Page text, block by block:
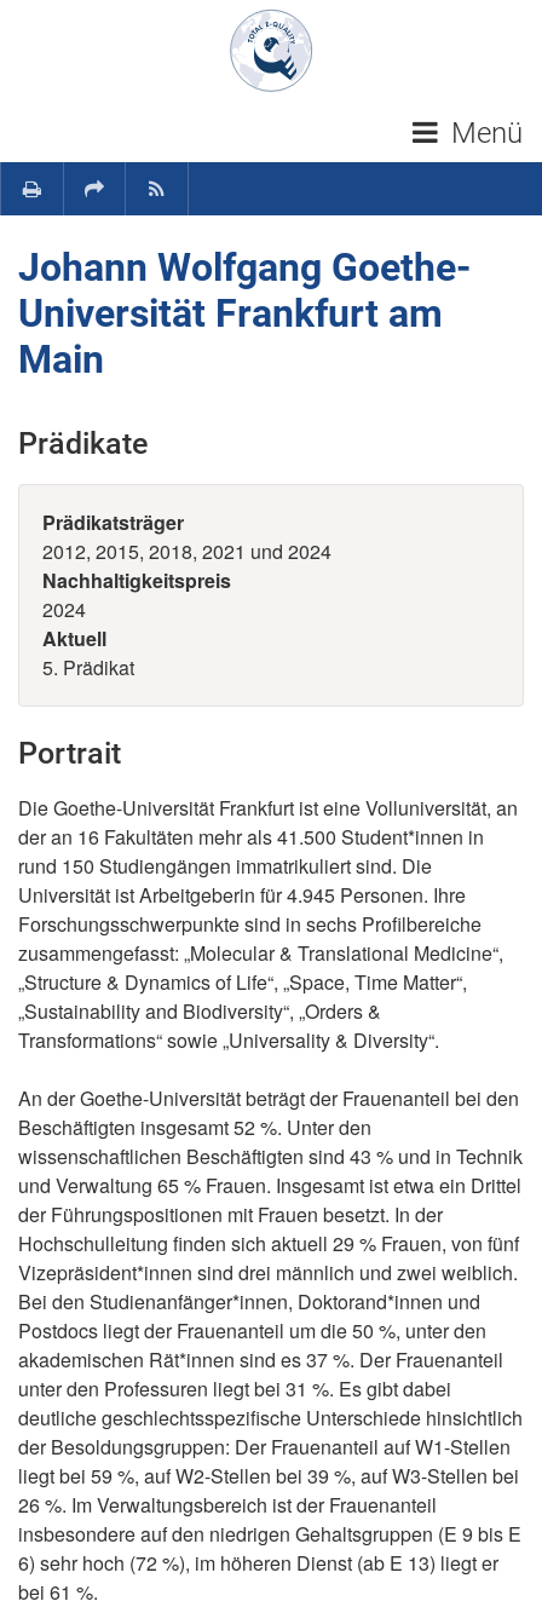
Navigation überspringen
Menü
Johann Wolfgang Goethe-
Universität Frankfurt am
Main
Prädikate
Prädikatsträger
2012, 2015, 2018, 2021 und 2024
Nachhaltigkeitspreis
2024
Aktuell
5. Prädikat
Portrait
Die Goethe-Universität Frankfurt ist eine Volluniversität, an
der an 16 Fakultäten mehr als 41.500 Student*innen in
rund 150 Studiengängen immatrikuliert sind. Die
Universität ist Arbeitgeberin für 4.945 Personen. Ihre
Forschungsschwerpunkte sind in sechs Profilbereiche
zusammengefasst: „Molecular & Translational Medicine“,
„Structure & Dynamics of Life“, „Space, Time Matter“,
„Sustainability and Biodiversity“, „Orders &
Transformations“ sowie „Universality & Diversity“.
An der Goethe-Universität beträgt der Frauenanteil bei den
Beschäftigten insgesamt 52 %. Unter den
wissenschaftlichen Beschäftigten sind 43 % und in Technik
und Verwaltung 65 % Frauen. Insgesamt ist etwa ein Drittel
der Führungspositionen mit Frauen besetzt. In der
Hochschulleitung finden sich aktuell 29 % Frauen, von fünf
Vizepräsident*innen sind drei männlich und zwei weiblich.
Bei den Studienanfänger*innen, Doktorand*innen und
Postdocs liegt der Frauenanteil um die 50 %, unter den
akademischen Rät*innen sind es 37 %. Der Frauenanteil
unter den Professuren liegt bei 31 %. Es gibt dabei
deutliche geschlechtsspezifische Unterschiede hinsichtlich
der Besoldungsgruppen: Der Frauenanteil auf W1-Stellen
liegt bei 59 %, auf W2-Stellen bei 39 %, auf W3-Stellen bei
26 %. Im Verwaltungsbereich ist der Frauenanteil
insbesondere auf den niedrigen Gehaltsgruppen (E 9 bis E
6) sehr hoch (72 %), im höheren Dienst (ab E 13) liegt er
bei 61 %.